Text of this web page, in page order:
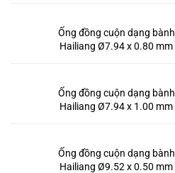
Ống đồng cuộn dạng bành
Hailiang Ø7.94 x 0.80 mm
Ống đồng cuộn dạng bành
Hailiang Ø7.94 x 1.00 mm
Ống đồng cuộn dạng bành
Hailiang Ø9.52 x 0.50 mm